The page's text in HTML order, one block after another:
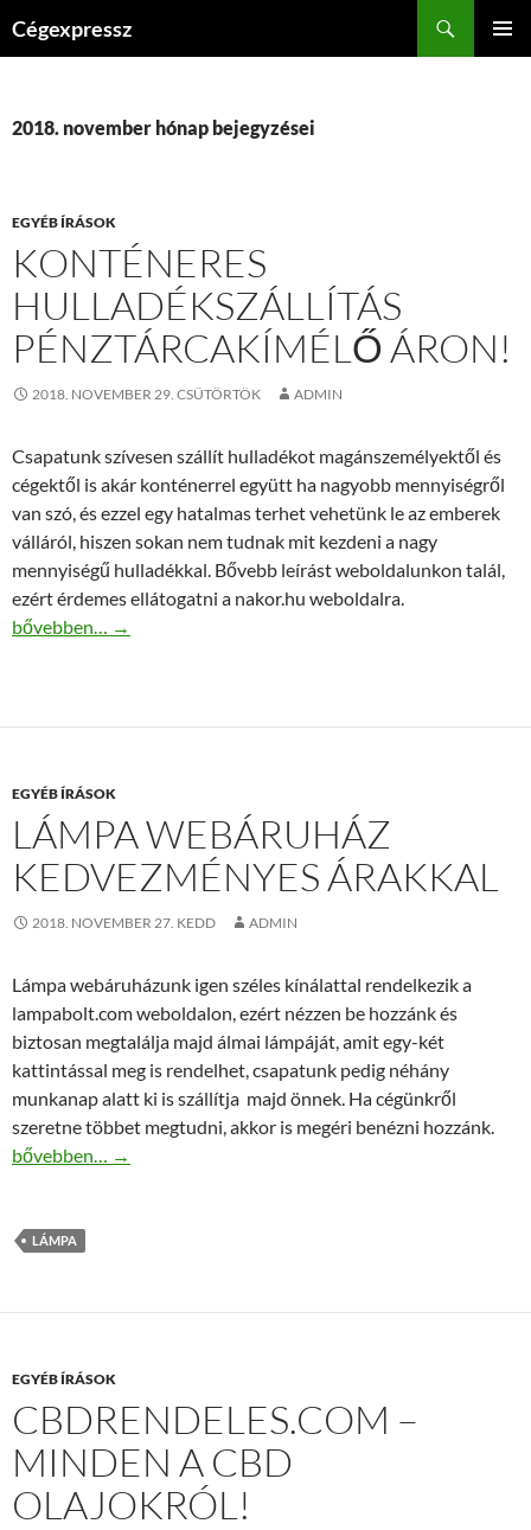
Cégexpressz
2018. november hónap bejegyzései
EGYÉB ÍRÁSOK
KONTÉNERES
HULLADÉKSZÁLLÍTÁS
PÉNZTÁRCAKÍMÉLŐ ÁRON!
2018. NOVEMBER 29. CSÜTÖRTÖK ADMIN
Csapatunk szívesen szállít hulladékot magánszemélyektől és
cégektől is akár konténerrel együtt ha nagyobb mennyiségről
van szó, és ezzel egy hatalmas terhet vehetünk le az emberek
válláról, hiszen sokan nem tudnak mit kezdeni a nagy
mennyiségű hulladékkal. Bővebb leírást weboldalunkon talál,
ezért érdemes ellátogatni a nakor.hu weboldalra.
Konténeres hulladékszállítás pénztárcakímélő áron!
bővebben… →
EGYÉB ÍRÁSOK
LÁMPA WEBÁRUHÁZ
KEDVEZMÉNYES ÁRAKKAL
2018. NOVEMBER 27. KEDD ADMIN
Lámpa webáruházunk igen széles kínálattal rendelkezik a
lampabolt.com weboldalon, ezért nézzen be hozzánk és
biztosan megtalálja majd álmai lámpáját, amit egy-két
kattintással meg is rendelhet, csapatunk pedig néhány
munkanap alatt ki is szállítja majd önnek. Ha cégünkről
szeretne többet megtudni, akkor is megéri benézni hozzánk.
Lámpa webáruház kedvezményes árakkal
bővebben… →
LÁMPA
EGYÉB ÍRÁSOK
CBDRENDELES.COM –
MINDEN A CBD
OLAJOKRÓL!